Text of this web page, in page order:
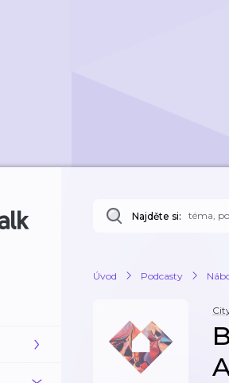
Najděte si:
Úvod Podcasty